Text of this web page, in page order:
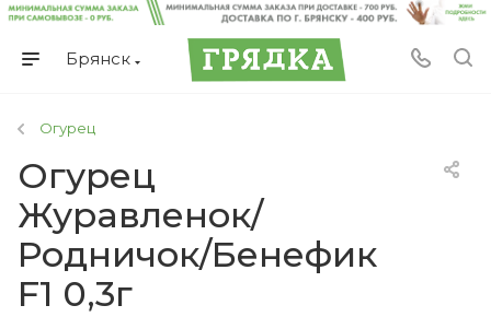
Брянск
Огурец
Огурец
Журавленок/
Родничок/Бенефик
F1 0,3г